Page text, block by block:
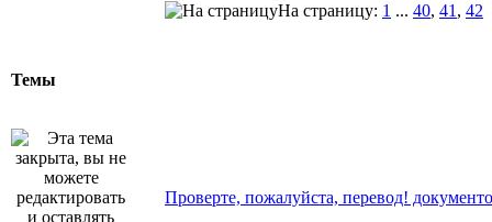
На страницу: 1 ... 40, 41 , 42
Темы
Проверте, пожалуйста, перевод!